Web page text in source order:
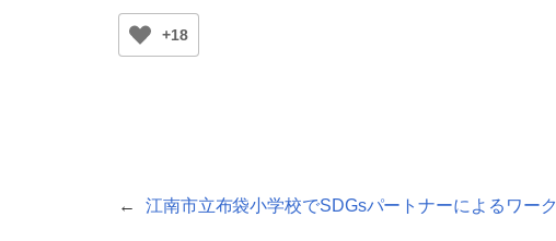
+18
← 江南市立布袋小学校でSDGsパートナーによるワー